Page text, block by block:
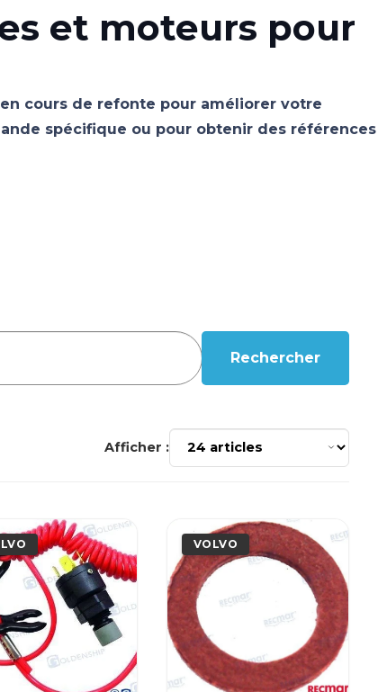
et moteurs pour
cours de refonte pour améliorer votre
spécifique ou pour obtenir des références
Rechercher
Afficher :
VOLVO